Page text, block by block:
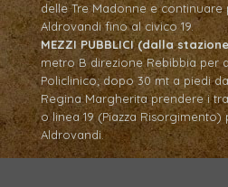
delle Tre Madonne e continuare
Aldrovandi fino al civico 19.
MEZZI PUBBLICI (dalla
metro B direzione Rebibbia per
Policlinico; dopo 30 mt a piedi
Regina Margherita prendere i
o linea 19 (Piazza
Aldrovandi.